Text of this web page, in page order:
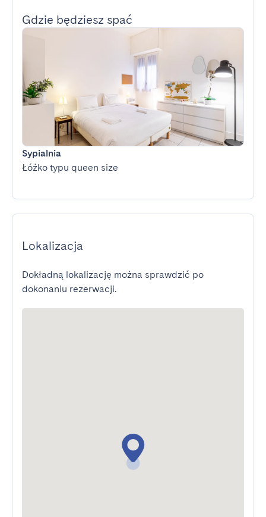
Gdzie będziesz spać
Sypialnia
Łóżko typu queen size
Lokalizacja
Dokładną lokalizację można sprawdzić po
dokonaniu rezerwacji.